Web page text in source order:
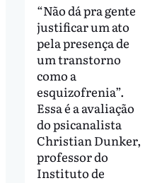
“Não dá pra gente
justificar um ato
pela presença de
um transtorno
como a
esquizofrenia”.
Essa é a avaliação
do psicanalista
Christian Dunker,
professor do
Instituto de